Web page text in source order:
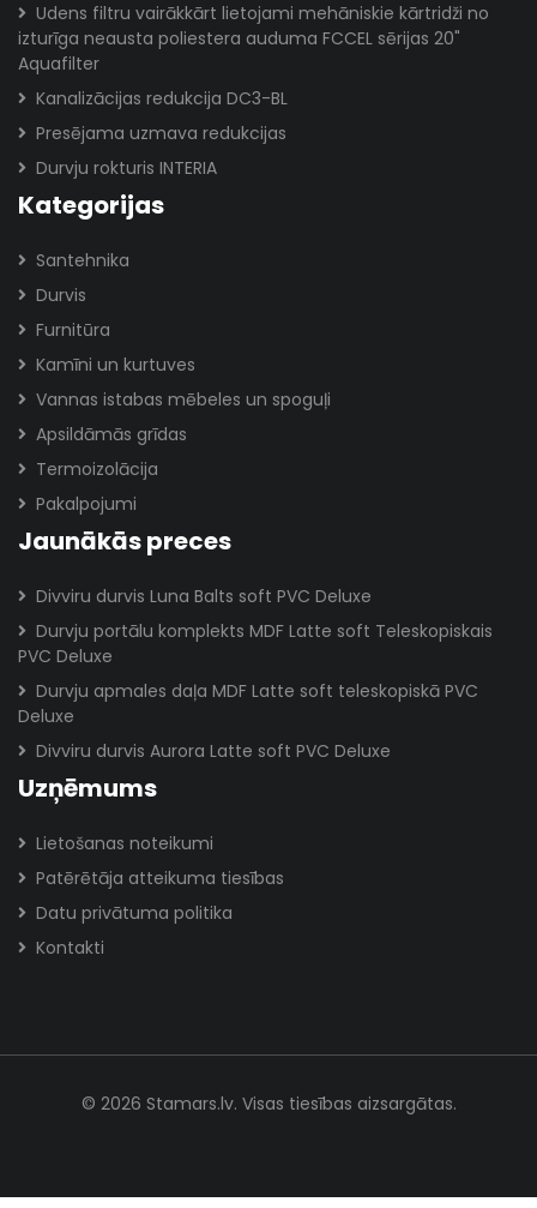
Udens filtru vairākkārt lietojami mehāniskie kārtridži no
izturīga neausta poliestera auduma FCCEL sērijas 20"
Aquafilter
Kanalizācijas redukcija DC3-BL
Presējama uzmava redukcijas
Durvju rokturis INTERIA
Kategorijas
Santehnika
Durvis
Furnitūra
Kamīni un kurtuves
Vannas istabas mēbeles un spoguļi
Apsildāmās grīdas
Termoizolācija
Pakalpojumi
Jaunākās preces
Divviru durvis Luna Balts soft PVC Deluxe
Durvju portālu komplekts MDF Latte soft Teleskopiskais
PVC Deluxe
Durvju apmales daļa MDF Latte soft teleskopiskā PVC
Deluxe
Divviru durvis Aurora Latte soft PVC Deluxe
Uzņēmums
Lietošanas noteikumi
Patērētāja atteikuma tiesības
Datu privātuma politika
Kontakti
© 2026 Stamars.lv. Visas tiesības aizsargātas.